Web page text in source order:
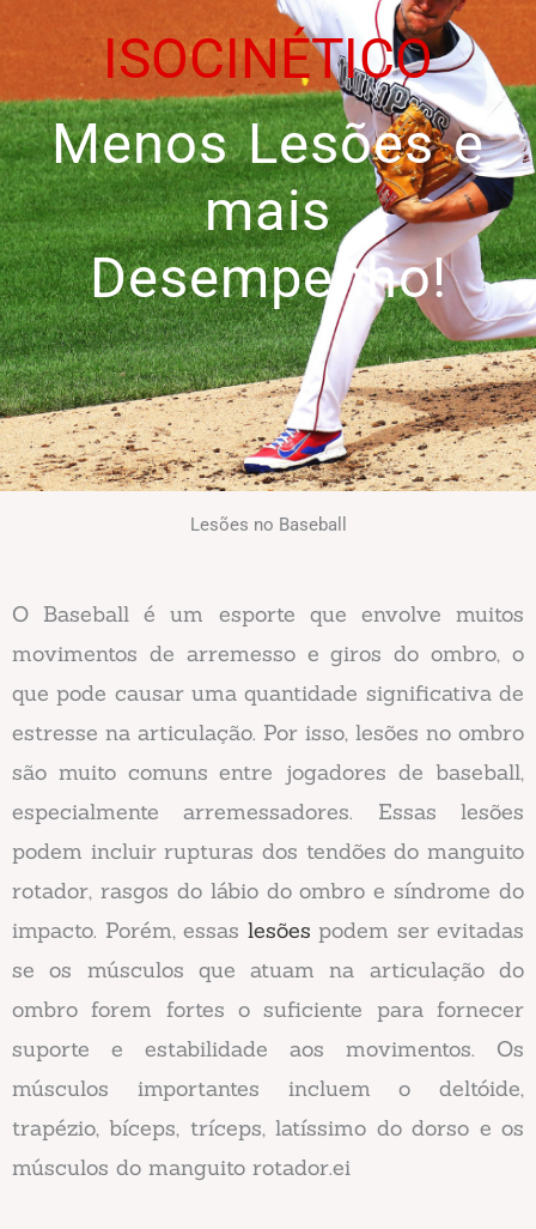
ISOCINÉTICO
Menos Lesões e
mais
Desempenho!
Lesões no Baseball
O Baseball é um esporte que envolve muitos
movimentos de arremesso e giros do ombro, o
que pode causar uma quantidade significativa de
estresse na articulação. Por isso, lesões no ombro
são muito comuns entre jogadores de baseball,
especialmente arremessadores. Essas lesões
podem incluir rupturas dos tendões do manguito
rotador, rasgos do lábio do ombro e síndrome do
impacto. Porém, essas lesões podem ser evitadas
se os músculos que atuam na articulação do
ombro forem fortes o suficiente para fornecer
suporte e estabilidade aos movimentos. Os
músculos importantes incluem o deltóide,
trapézio, bíceps, tríceps, latíssimo do dorso e os
músculos do manguito rotador.ei